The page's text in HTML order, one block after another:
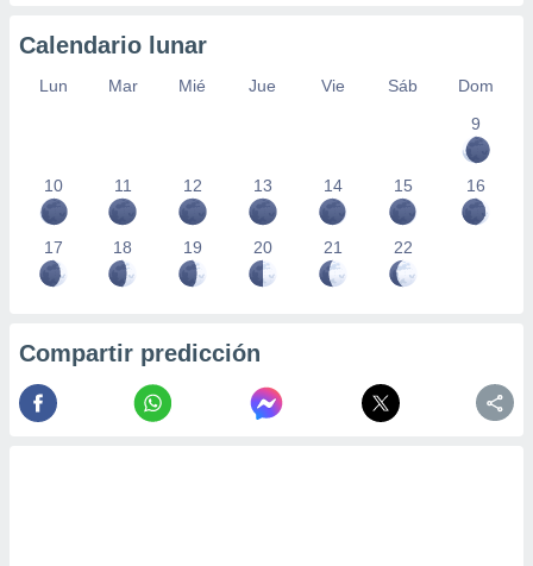
Calendario lunar
Lun Mar Mié Jue Vie Sáb
Dom
9
10 11 12 13 14 15 16
17 18 19 20 21 22
Compartir predicción